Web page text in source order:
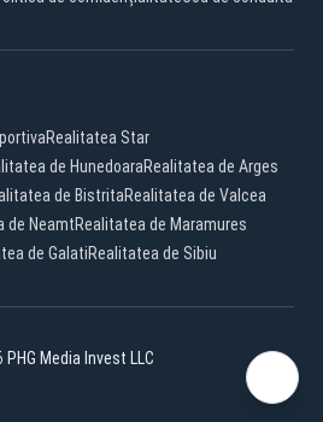
Realitatea Star
de HunedoaraRealitatea de Arges
de BistritaRealitatea de Valcea
de NeamtRealitatea de Maramures
de GalatiRealitatea de Sibiu
Media Invest LLC